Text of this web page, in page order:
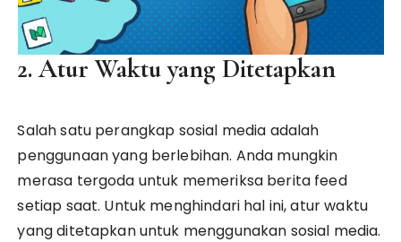
2. Atur Waktu yang Ditetapkan
Salah satu perangkap sosial media adalah
penggunaan yang berlebihan. Anda mungkin
merasa tergoda untuk memeriksa berita feed
setiap saat. Untuk menghindari hal ini, atur waktu
yang ditetapkan untuk menggunakan sosial media.